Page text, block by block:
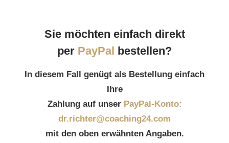
Sie möchten einfach direkt
per PayPal bestellen?
In diesem Fall genügt als Bestellung einfach
Ihre
Zahlung auf unser PayPal-Konto:
dr.richter@coaching24.com
mit den oben erwähnten Angaben.